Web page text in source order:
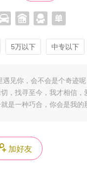
5万以下 中专以下
遇见你，会不会是个奇迹
，找寻至今，我才相信，
是一种巧合，你会是我的
加好友